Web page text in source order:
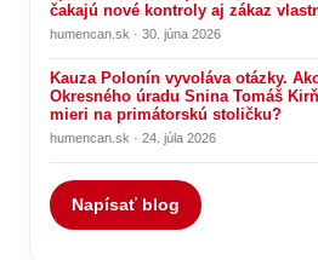
čakajú nové kontroly aj zákaz
humencan.sk · 30. júna 2026
Kauza Polonín vyvoláva otázky.
Okresného úradu Snina Tomáš
mieri na primátorskú stoličku?
humencan.sk · 24. júla 2026
Napísať blog